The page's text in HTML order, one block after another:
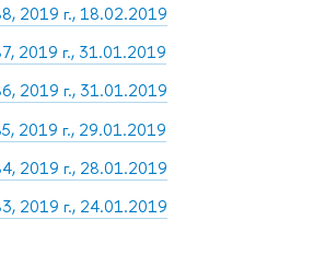
2019 г., 18.02.2019
2019 г., 31.01.2019
2019 г., 31.01.2019
2019 г., 29.01.2019
2019 г., 28.01.2019
2019 г., 24.01.2019